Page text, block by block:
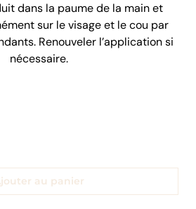
dans la paume de la main et
sur le visage et le cou par
Renouveler l’application si
nécessaire.
au panier